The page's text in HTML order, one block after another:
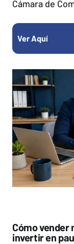
Cámara de
Ver Aquí
Cómo
invertir en